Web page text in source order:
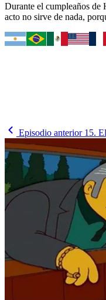
Durante el cumpleaños de
acto no sirve de nada,
Episodio anterior 15.